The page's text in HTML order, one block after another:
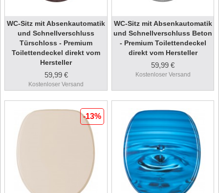
WC-Sitz mit Absenkautomatik
und Schnellverschluss
Türschloss - Premium
Toilettendeckel direkt vom
Hersteller
59,99 €
Kostenloser Versand
WC-Sitz mit Absenkautomatik
und Schnellverschluss Beton
- Premium Toilettendeckel
direkt vom Hersteller
59,99 €
Kostenloser Versand
-13%